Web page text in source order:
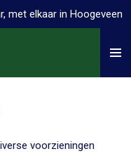
met elkaar in Hoogeveen
voorzieningen